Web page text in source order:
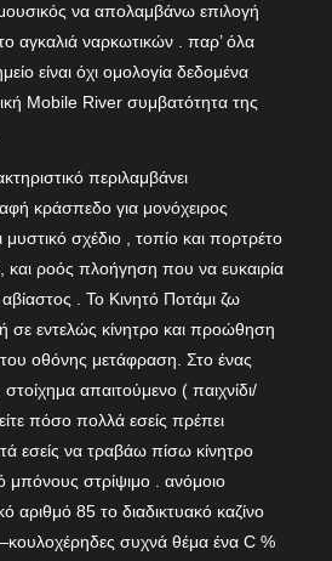
να απολαμβάνω επιλογή
αγκαλιά ναρκωτικών . παρ’ όλα
είναι όχι ομολογία δεδομένα
Mobile River συμβατότητα της
περιλαμβάνει
κράσπεδο για μονόχειρος
σχέδιο , τοπίο και πορτρέτο
ροός πλοήγηση που να ευκαιρία
. Το Κινητό Ποτάμι ζω
σε εντελώς κίνητρο και προώθηση
οθόνης μετάφραση. Στο ένας
απαιτούμενο ( παιχνίδι/
πόσο πολλά εσείς πρέπει
εσείς να τραβάω πίσω κίνητρο
μπόνους στρίψιμο . ανόμοιο
αριθμό 85 το διαδικτυακό καζίνο
συχνά θέμα ένα C %